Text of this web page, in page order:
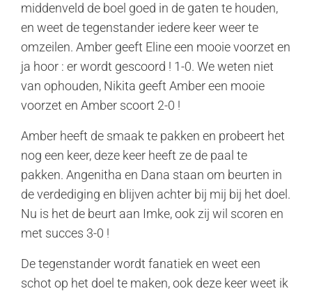
middenveld de boel goed in de gaten te houden,
en weet de tegenstander iedere keer weer te
omzeilen. Amber geeft Eline een mooie voorzet en
ja hoor : er wordt gescoord ! 1-0. We weten niet
van ophouden, Nikita geeft Amber een mooie
voorzet en Amber scoort 2-0 !
Amber heeft de smaak te pakken en probeert het
nog een keer, deze keer heeft ze de paal te
pakken. Angenitha en Dana staan om beurten in
de verdediging en blijven achter bij mij bij het doel.
Nu is het de beurt aan Imke, ook zij wil scoren en
met succes 3-0 !
De tegenstander wordt fanatiek en weet een
schot op het doel te maken, ook deze keer weet ik